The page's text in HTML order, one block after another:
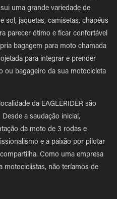
uma grande variedade de
sol, jaquetas, camisetas, chapéus
parecer ótimo e ficar confortável
bagagem para moto chamada
para integrar e prender
ou bagageiro da sua motocicleta
da EAGLERIDER são
a saudação inicial,
da moto de 3 rodas e
e a paixão por pilotar
Como uma empresa
motociclistas, não teríamos de